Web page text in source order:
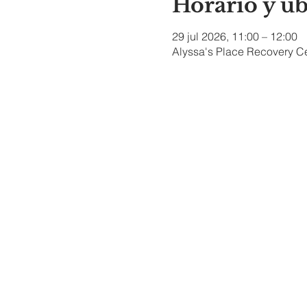
Horario y
29 jul 2026, 11:00 – 12:00
Alyssa's Place Recovery